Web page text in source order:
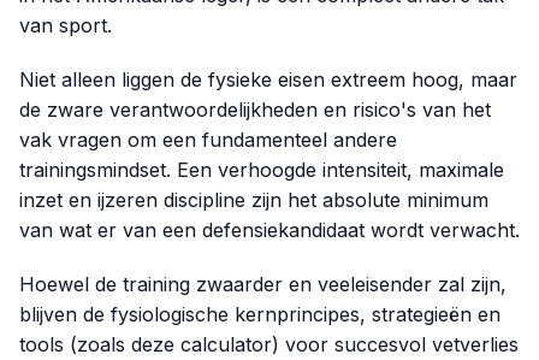
van sport.
Niet alleen liggen de fysieke eisen extreem hoog, maar
de zware verantwoordelijkheden en risico's van het
vak vragen om een fundamenteel andere
trainingsmindset. Een verhoogde intensiteit, maximale
inzet en ijzeren discipline zijn het absolute minimum
van wat er van een defensiekandidaat wordt verwacht.
Hoewel de training zwaarder en veeleisender zal zijn,
blijven de fysiologische kernprincipes, strategieën en
tools (zoals deze calculator) voor succesvol vetverlies